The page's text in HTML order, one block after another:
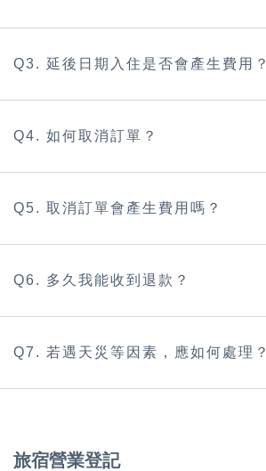
Q3. 延後日期入住是否會產生費用？
Q4. 如何取消訂單？
Q5. 取消訂單會產生費用嗎？
Q6. 多久我能收到退款？
Q7. 若遇天災等因素，應如何處理？
旅宿營業登記